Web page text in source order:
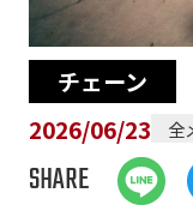
チェーン
2026/06/23
全
SHARE